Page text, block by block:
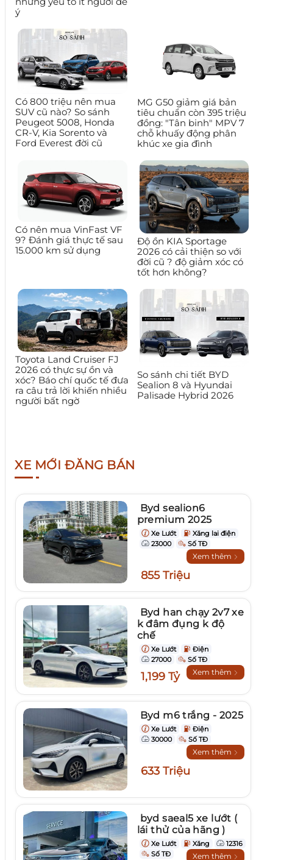
ý
Có 800 triệu nên mua
SUV cũ nào? So sánh
Peugeot 5008, Honda
CR-V, Kia Sorento và
Ford Everest đời cũ
MG G50 giảm giá bản
tiêu chuẩn còn 395 triệu
đồng: "Tân binh" MPV 7
chỗ khuấy động phân
khúc xe gia đình
Có nên mua VinFast VF
9? Đánh giá thực tế sau
15.000 km sử dụng
Độ ồn KIA Sportage
2026 có cải thiện so với
đời cũ ? độ giảm xóc có
tốt hơn không?
Toyota Land Cruiser FJ
2026 có thực sự ồn và
xóc? Báo chí quốc tế đưa
ra câu trả lời khiến nhiều
người bất ngờ
So sánh chi tiết BYD
Sealion 8 và Hyundai
Palisade Hybrid 2026
XE MỚI ĐĂNG BÁN
Byd sealion6
premium 2025
Xe Lướt
Xăng lai điện
23000
Số TĐ
Xem thêm
855 Triệu
Byd han chạy 2v7 xe
k đâm đụng k độ
chế
Xe Lướt
Điện
27000
Số TĐ
Xem thêm
1,199 Tỷ
Byd m6 trắng - 2025
Xe Lướt
Điện
30000
Số TĐ
Xem thêm
633 Triệu
byd saeal5 xe lướt (
lái thử của hãng )
Xe Lướt Xăng
12316
Số TĐ
Xem thêm